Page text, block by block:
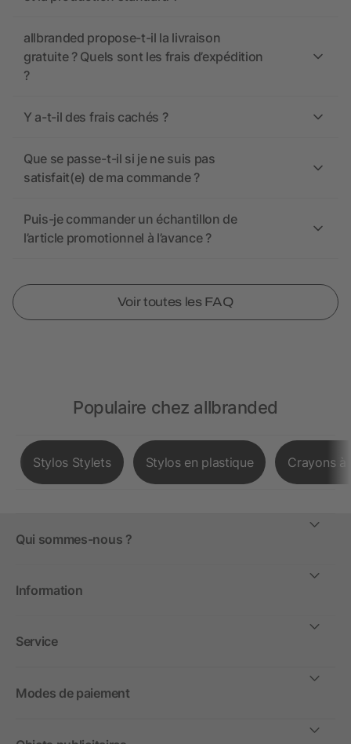
allbranded propose-t-il la livraison
gratuite ? Quels sont les frais d’expédition
?
Y a-t-il des frais cachés ?
Que se passe-t-il si je ne suis pas
satisfait(e) de ma commande ?
Puis-je commander un échantillon de
l’article promotionnel à l’avance ?
Voir toutes les FAQ
Populaire chez allbranded
Stylos Stylets Stylos en plastique Crayons à
Qui sommes-nous ?
Information
Service
Modes de paiement